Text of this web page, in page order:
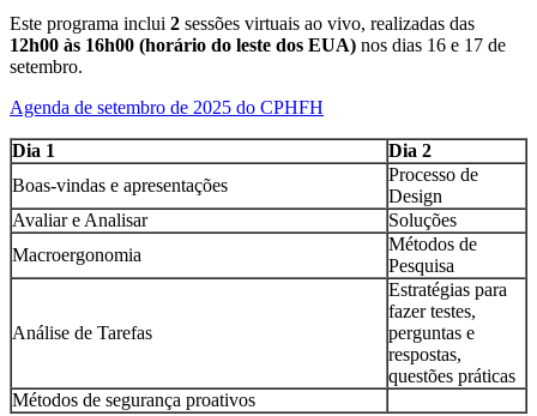
Este programa inclui 2 sessões virtuais ao vivo, realizadas das
12h00 às 16h00 (horário do leste dos EUA) nos dias 16 e 17 de
setembro.
Agenda de setembro de 2025 do CPHFH
Dia 1
Dia 2
Boas-vindas e apresentações
Processo de
Design
Avaliar e Analisar
Soluções
Macroergonomia
Métodos de
Pesquisa
Análise de Tarefas
Estratégias para
fazer testes,
perguntas e
respostas,
questões práticas
Métodos de segurança proativos